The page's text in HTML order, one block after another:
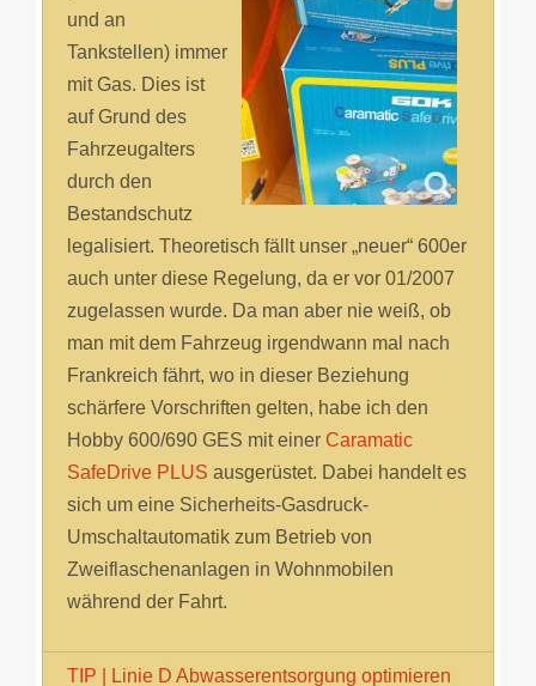
und an
Tankstellen) immer
mit Gas. Dies ist
auf Grund des
Fahrzeugalters
durch den
Bestandschutz
legalisiert. Theoretisch fällt unser „neuer“ 600er
auch unter diese Regelung, da er vor 01/2007
zugelassen wurde. Da man aber nie weiß, ob
man mit dem Fahrzeug irgendwann mal nach
Frankreich fährt, wo in dieser Beziehung
schärfere Vorschriften gelten, habe ich den
Hobby 600/690 GES mit einer Caramatic
SafeDrive PLUS ausgerüstet. Dabei handelt es
sich um eine Sicherheits-Gasdruck-
Umschaltautomatik zum Betrieb von
Zweiflaschenanlagen in Wohnmobilen
während der Fahrt.
TIP | Linie D Abwasserentsorgung optimieren